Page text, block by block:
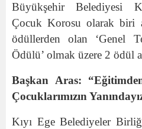
Büyükşehir Belediyesi
Çocuk Korosu olarak biri
ödüllerden olan ‘Genel
Ödülü’ olmak üzere 2 ödül
Başkan Aras:
Çocuklarımızın
Kıyı Ege Belediyeler